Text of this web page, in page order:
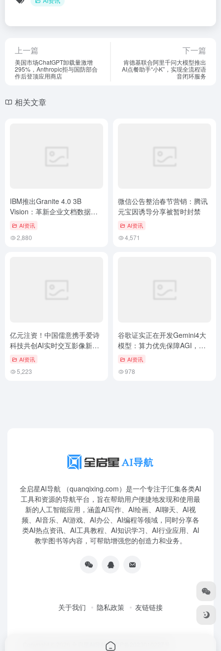
上一篇
美国市场ChatGPT卸载量激增
295%，Anthropic拒与国防部合
作后登顶应用商店
下一篇
肯德基联合阿里千问大模型推出
AI点餐助手“小K”，实现全流程语
音闭环服务
相关文章
IBM推出Granite 4.0 3B
Vision：革新企业文档数据提
取的利器
AI资讯
2,880
微信公告整治春节营销：腾讯
元宝因诱导分享被暂时封禁
AI资讯
4,571
亿元注资！中国儒意携手爱诗
科技共创AI实时交互影像新纪
元 AI资讯
5,223
谷歌证实正在开发Gemini4大
模型：算力优先保障AGI，未
来或每月更新迭代
AI资讯
978
全启星AI导航 （quanqixing.com）是一个专注于汇集各类AI
工具和资源的导航平台，旨在帮助用户便捷地发现和使用最
新的人工智能应用，涵盖AI写作、AI绘画、AI聊天、AI视
频、AI音乐、AI游戏、AI办公、AI编程等领域，同时分享各
类AI热点资讯、AI工具教程、AI知识学习、AI行业应用、AI
教学图书等内容，可帮助增强您的创造力和业务。
关于我们 隐私政策 友链链接
全启星AI导航鲁ICP备2023010227号